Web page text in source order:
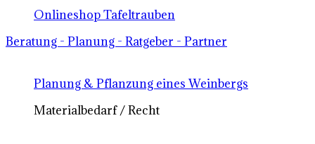
Onlineshop Tafeltrauben
Beratung - Planung - Ratgeber - Partner
Planung & Pflanzung eines Weinbergs
Materialbedarf / Recht